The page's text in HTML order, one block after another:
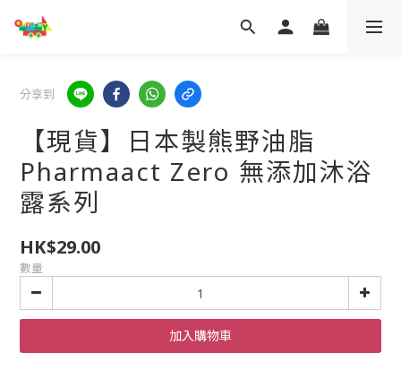
分享到
【現貨】日本製熊野油脂
Pharmaact Zero 無添加沐浴
露系列
HK$29.00
數量
加入購物車